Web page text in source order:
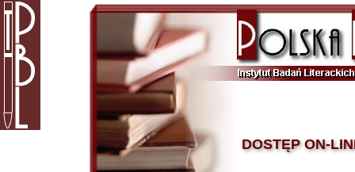
DOSTĘP ON-